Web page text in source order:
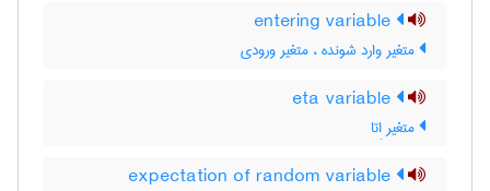
متغیر وارد شونده ، متغیر ورودی
متغیر اِتا